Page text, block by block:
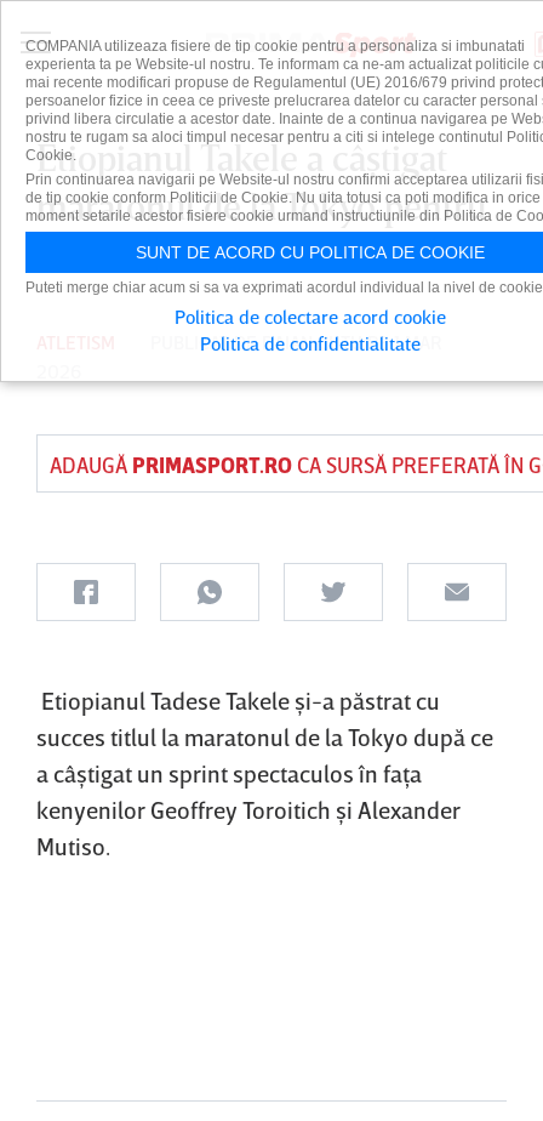
Etiopianul Takele a câştigat
maratonul de la Tokyo pentru
a doua oară consecutiv
PUBLICAT DE DAIAN CUTUPE 1 MAR
ADAUGĂ PRIMASPORT.ROCA SURSĂ PREFERATĂ ÎN
Etiopianul Tadese Takele şi-a păstrat cu
succes titlul la maratonul de la Tokyo după ce
a câştigat un sprint spectaculos în faţa
kenyenilor Geoffrey Toroitich şi Alexander
Mutiso.
COMPANIA utilizeaza fisiere de tip cookie pentru a personaliza si imbunatati
experienta ta pe Website-ul nostru. Te informam ca ne-am actualizat politicile
mai recente modificari propuse de Regulamentul (UE) 2016/679 privind
persoanelor fizice in ceea ce priveste prelucrarea datelor cu caracter personal
privind libera circulatie a acestor date. Inainte de a continua navigarea pe
nostru te rugam sa aloci timpul necesar pentru a citi si intelege continutul
Cookie.
Prin continuarea navigarii pe Website-ul nostru confirmi acceptarea utilizarii
de tip cookie conform Politicii de Cookie. Nu uita totusi ca poti modifica in orice
moment setarile acestor fisiere cookie urmand instructiunile din Politica de
SUNT DE ACORD CU POLITICA DE COOKIE
Puteti merge chiar acum si sa va exprimati acordul individual la nivel de
Politica de colectare acord cookie
Politica de confidentialitate